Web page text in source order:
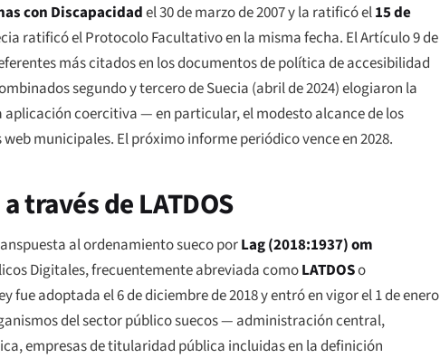
con Discapacidadel 30 de marzo de 2007 y la ratificó el15 de
ratificó el Protocolo Facultativo en la misma fecha. El Artículo 9 de
más citados en los documentos de política de accesibilidad
segundo y tercero de Suecia (abril de 2024) elogiaron la
coercitiva — en particular, el modesto alcance de los
municipales. El próximo informe periódico vence en 2028.
través de LATDOS
al ordenamiento sueco porLag (2018:1937) om
Digitales, frecuentemente abreviada comoLATDOSo
fue adoptada el 6 de diciembre de 2018 y entró en vigor el 1 de enero
del sector público suecos — administración central,
empresas de titularidad pública incluidas en la definición